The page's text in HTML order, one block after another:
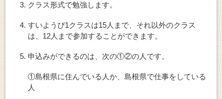
クラス形式で勉強します。
すいようび1クラスは15人まで、それ以外のクラス
は、12人まで参加することができます。
申込みができるのは、次の①②の人です。
①島根県に住んでいる人か、島根県で仕事をしている
人